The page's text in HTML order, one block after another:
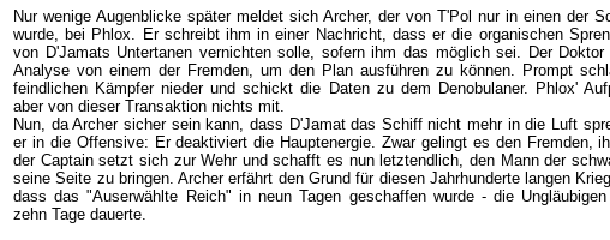
Nur wenige Augenblicke später meldet sich Archer, der von T'Pol nur in einen der
wurde, bei Phlox. Er schreibt ihm in einer Nachricht, dass er die organischen
von D'Jamats Untertanen vernichten solle, sofern ihm das möglich sei. Der Doktor
Analyse von einem der Fremden, um den Plan ausführen zu können. Prompt
feindlichen Kämpfer nieder und schickt die Daten zu dem Denobulaner. Phlox'
aber von dieser Transaktion nichts mit.
Nun, da Archer sicher sein kann, dass D'Jamat das Schiff nicht mehr in die Luft
er in die Offensive: Er deaktiviert die Hauptenergie. Zwar gelingt es den Fremden,
der Captain setzt sich zur Wehr und schafft es nun letztendlich, den Mann der
seine Seite zu bringen. Archer erfährt den Grund für diesen Jahrhunderte langen
dass das "Auserwählte Reich" in neun Tagen geschaffen wurde - die
zehn Tage dauerte.